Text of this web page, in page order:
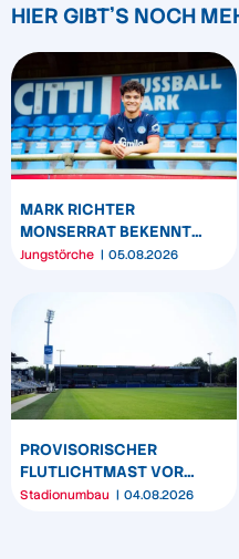
HIER GIBT'S NOCH
MARK RICHTER
MONSERRAT BEKENNT
SICH LANGFRISTIG ZUR
Jungstörche 05.08.2026
PROVISORISCHER
FLUTLICHTMAST VOR
WESTTRIBÜNE WIRD
Stadionumbau 04.08.2026